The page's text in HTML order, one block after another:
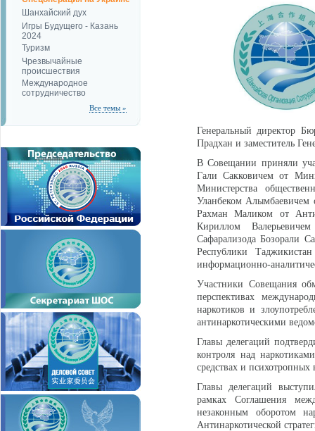
Шанхайский дух
Игры Будущего - Казань
2024
Туризм
Чрезвычайные
происшествия
Международное
сотрудничество
Все темы »
Генеральный директор
Прадхан и заместитель
В Совещании приняли
Гали Сакковичем от
Министерства
Уланбеком Алымбаевичем
Рахман Маликом от
Кириллом
Сафарализода Бозорали
Республики
информационно-
Участники Совещания
перспективах
наркотиков и
антинаркотическими
Главы делегаций
контроля над
средствах и психотропных
Главы делегаций
рамках Соглашения
незаконным оборотом
Антинаркотической